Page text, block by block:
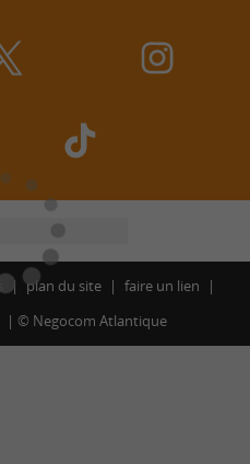
plan du site
faire un lien
© Negocom Atlantique